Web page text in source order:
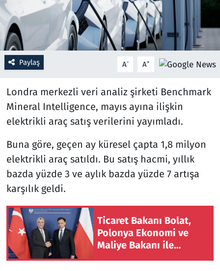
Paylaş A- A+
Londra merkezli veri analiz şirketi Benchmark
Mineral Intelligence, mayıs ayına ilişkin
elektrikli araç satış verilerini yayımladı.
Buna göre, geçen ay küresel çapta 1,8 milyon
elektrikli araç satıldı. Bu satış hacmi, yıllık
bazda yüzde 3 ve aylık bazda yüzde 7 artışa
karşılık geldi.
Ticaret Bakanı Bolat,
Polonya Ekonomi ve
Maliye Bakanı ile
Resmi İlanlar
Rüya Tabirleri
Sağlık
Seçim 2023
Teknoloji ve Bilim
Televizyon